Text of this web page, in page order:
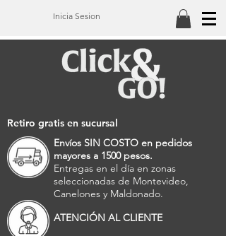
Inicia Sesion
Retiro gratis en sucursal
Envíos SIN COSTO en pedidos
mayores a 1500 pesos.
Entregas en el día en zonas
seleccionadas de Montevideo,
Canelones y Maldonado.
ATENCIÓN AL CLIENTE